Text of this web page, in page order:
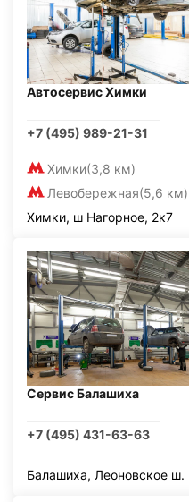
Автосервис Химки
+7 (495) 989-21-31
Химки(3,8 км)
Левобережная(5,6 км)
Химки, ш Нагорное, 2к7
Сервис Балашиха
+7 (495) 431-63-63
Балашиха, Леоновское ш.